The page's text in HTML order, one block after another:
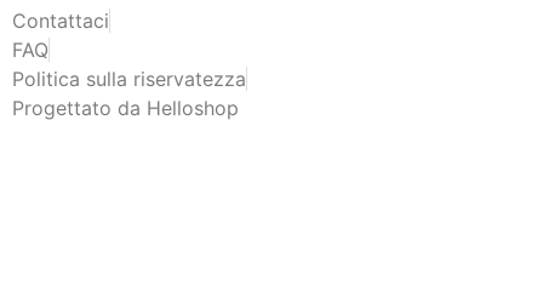
Contattaci
FAQ
Politica sulla riservatezza
Progettato da Helloshop